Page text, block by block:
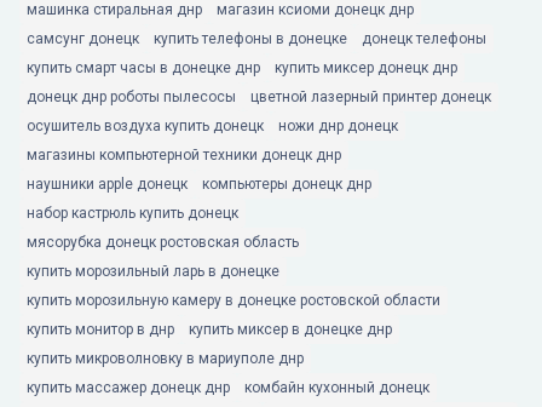
машинка стиральная днр
магазин ксиоми донецк днр
самсунг донецк
купить телефоны в донецке
донецк телефоны
купить смарт часы в донецке днр
купить миксер донецк днр
донецк днр роботы пылесосы
цветной лазерный принтер донецк
осушитель воздуха купить донецк
ножи днр донецк
магазины компьютерной техники донецк днр
наушники apple донецк
компьютеры донецк днр
набор кастрюль купить донецк
мясорубка донецк ростовская область
купить морозильный ларь в донецке
купить морозильную камеру в донецке ростовской области
купить монитор в днр
купить миксер в донецке днр
купить микроволновку в мариуполе днр
купить массажер донецк днр
комбайн кухонный донецк